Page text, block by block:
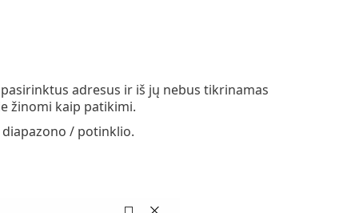
pasirinktus adresus ir iš jų nebus tikrinamas
žinomi kaip patikimi.
/ potinklio.